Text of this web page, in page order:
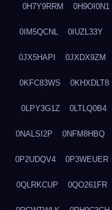
0H7Y9RRM 0H9OI0N1
0IM5QCNL 0IUZL33Y
0JX5HAPI 0JXDX9ZM
0KFC83WS 0KHXDLT8
0LPY3G1Z 0LTLQ0B4
0NALSI2P 0NFM8HBQ
0P2UDQV4 0P3WEUER
0QLRKCUP 0QO261FR